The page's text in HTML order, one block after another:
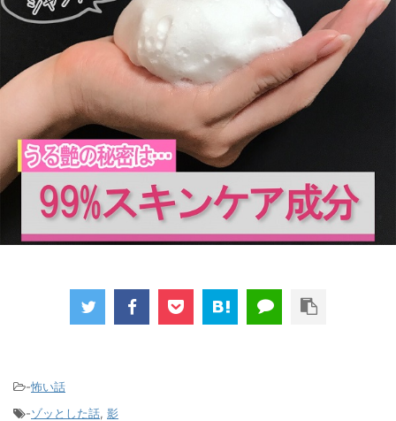
-怖い話
-ゾッとした話, 影